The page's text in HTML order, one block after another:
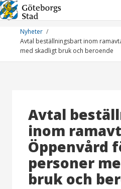
Hoppa
till
innehållNyheter
Avtal beställningsbart inom
med skadligt bruk och beroende
Avtal
inom
Öppenvård
personer
bruk och